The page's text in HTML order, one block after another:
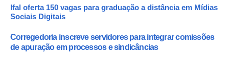
Ifal oferta 150 vagas para graduação a distância em Mídias
Sociais Digitais
Corregedoria inscreve servidores para integrar comissões
de apuração em processos e sindicâncias